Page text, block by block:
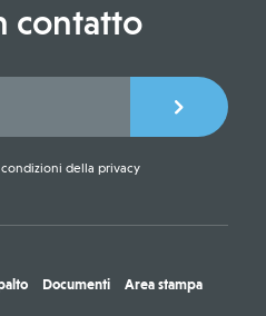
contatto
della privacy
Documenti Area stampa